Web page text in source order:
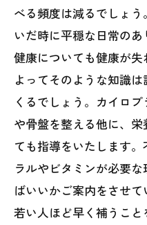
べる頻度は減るでしょ
いだ時に平穏な日常のあ
健康についても健康が
よってそのような知識
くるでしょう。カイロ
や骨盤を整える他に、
ても指導をいたします
ラルやビタミンが必要
ばいいかご案内をさせて
若い人ほど早く補うこ